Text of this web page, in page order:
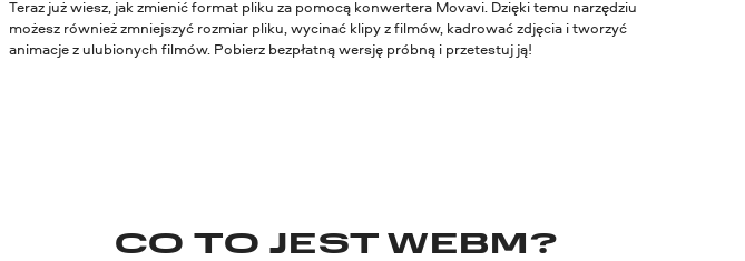
Teraz już wiesz, jak zmienić format pliku za pomocą konwertera Movavi. Dzięki temu narzędziu
możesz również zmniejszyć rozmiar pliku, wycinać klipy z filmów, kadrować zdjęcia i tworzyć
animacje z ulubionych filmów. Pobierz bezpłatną wersję próbną i przetestuj ją!
CO TO JEST WEBM?